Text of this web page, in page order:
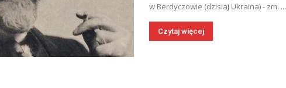
w Berdyczowie (dzisiaj Ukraina) - zm. ...
Czytaj więcej